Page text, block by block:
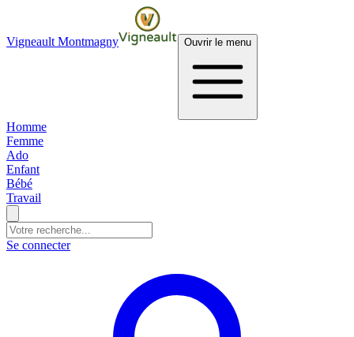
Vigneault Montmagny Ouvrir le menu
Homme
Femme
Ado
Enfant
Bébé
Travail
Se connecter